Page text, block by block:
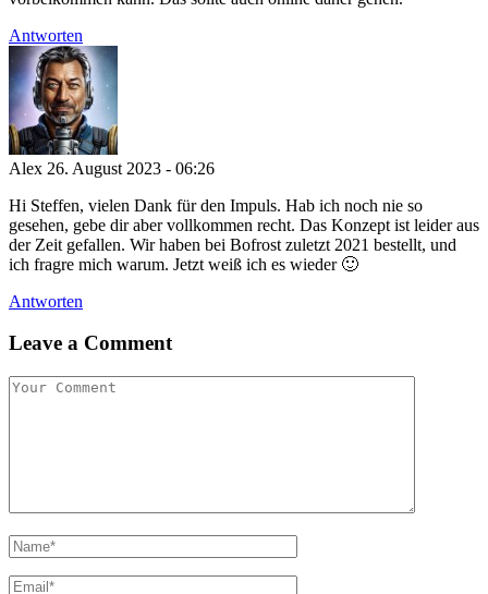
Antworten
Alex 26. August 2023 - 06:26
Hi Steffen, vielen Dank für den Impuls. Hab ich noch nie so
gesehen, gebe dir aber vollkommen recht. Das Konzept ist leider aus
der Zeit gefallen. Wir haben bei Bofrost zuletzt 2021 bestellt, und
ich fragre mich warum. Jetzt weiß ich es wieder 🙂
Antworten
Leave a Comment